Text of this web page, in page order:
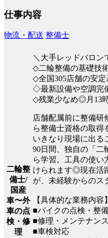
仕事内容
物流・配送 整備士
二輪整
備士/
国産
車〜外
車の点
検・修
理
＼大手レッドバロン
◇二輪整備の基礎技
◇全国305店舗の安
◇最新設備や空調完
◇残業少なめ◎月13
店舗配属前に整備研
ら整備士資格の取得
いきなり現場に出る
90日間、独自の「二
ら学習。工具の使い
けられます◎現在活
が、未経験からのス
【具体的な業務内容】
■バイクの点検・整
■修理・メンテナンス
■車検対応